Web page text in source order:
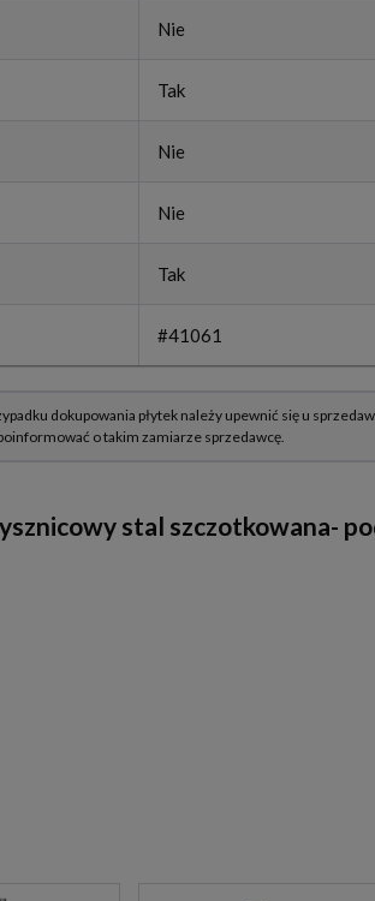
Nie
Tak
Nie
Nie
Tak
#41061
stal szczotkowana-